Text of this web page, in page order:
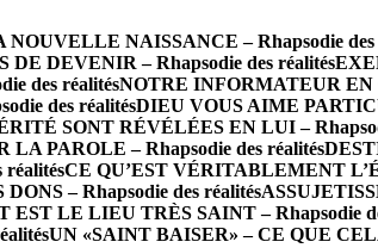
NOUVELLE NAISSANCE – Rhapsodie des
DE DEVENIR – Rhapsodie des réalités
des réalitésNOTRE INFORMATEUR EN
des réalitésDIEU VOUS AIME
SONT RÉVÉLÉES EN LUI –
PAROLE – Rhapsodie des réalités
CE QU’EST VÉRITABLEMENT
– Rhapsodie des réalités
EST LE LIEU TRÈS SAINT – Rhapsodie
UN «SAINT BAISER» – CE QUE